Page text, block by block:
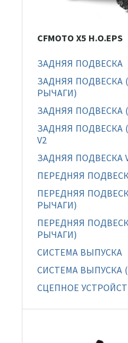
CFMOTO X5 H.O.EPS
ЗАДНЯЯ ПОДВЕСКА
ЗАДНЯЯ
РЫЧАГИ)
ЗАДНЯЯ ПОДВЕСКА
ЗАДНЯЯ ПОДВЕСКА
V2
ЗАДНЯЯ ПОДВЕСКА
ПЕРЕДНЯЯ
ПЕРЕДНЯЯ
РЫЧАГИ)
ПЕРЕДНЯЯ
РЫЧАГИ)
СИСТЕМА ВЫПУСКА
СИСТЕМА ВЫПУСКА
СЦЕПНОЕ